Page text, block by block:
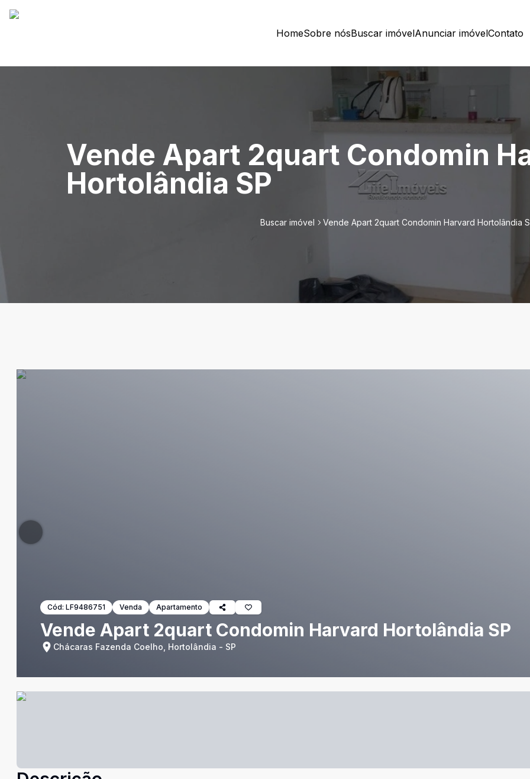
HomeSobre nósBuscar imóvelAnunciar imóvelContato
Vende Apart 2quart Condomin
Hortolândia SP
Buscar imóvel Vende Apart 2quart Condomin Harvard Hortolândia
Cód: LF9486751 Venda Apartamento
Vende Apart 2quart Condomin Harvard Hortolândia SP
Chácaras Fazenda Coelho, Hortolândia - SP